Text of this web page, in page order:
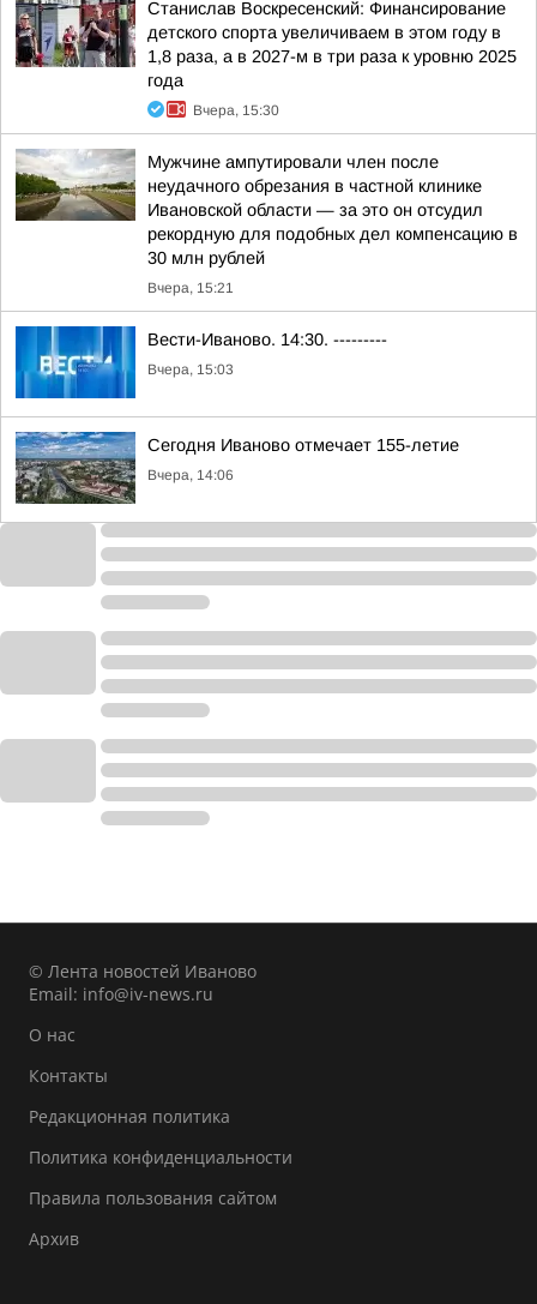
Станислав Воскресенский: Финансирование
детского спорта увеличиваем в этом году в
1,8 раза, а в 2027-м в три раза к уровню 2025
года
Вчера, 15:30
Мужчине ампутировали член после
неудачного обрезания в частной клинике
Ивановской области — за это он отсудил
рекордную для подобных дел компенсацию в
30 млн рублей
Вчера, 15:21
Вести-Иваново. 14:30. ---------
Вчера, 15:03
Сегодня Иваново отмечает 155-летие
Вчера, 14:06
© Лента новостей Иваново
Email: info@iv-news.ru
О нас
Контакты
Редакционная политика
Политика конфиденциальности
Правила пользования сайтом
Архив